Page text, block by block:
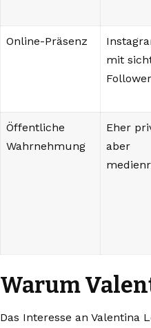
Online-Präsenz
mit
Öffentliche
Wahrnehmung
Eher
aber
Warum
Das Interesse an Valentina